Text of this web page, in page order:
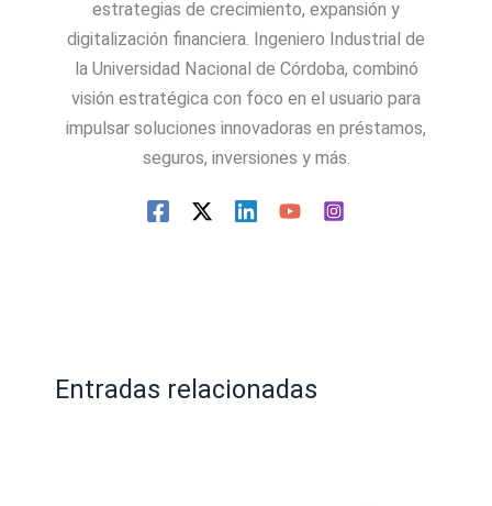
estrategias de crecimiento, expansión y
digitalización financiera. Ingeniero Industrial de
la Universidad Nacional de Córdoba, combinó
visión estratégica con foco en el usuario para
impulsar soluciones innovadoras en préstamos,
seguros, inversiones y más.
Entradas relacionadas